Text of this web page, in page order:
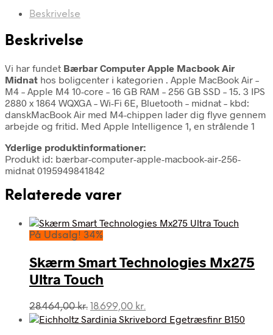
Beskrivelse
Beskrivelse
Vi har fundet Bærbar Computer Apple Macbook Air
Midnat hos boligcenter i kategorien . Apple MacBook Air –
M4 – Apple M4 10-core – 16 GB RAM – 256 GB SSD – 15. 3 IPS
2880 x 1864 WQXGA – Wi-Fi 6E, Bluetooth – midnat – kbd:
danskMacBook Air med M4-chippen lader dig flyve gennem
arbejde og fritid. Med Apple Intelligence 1, en strålende 1
Yderlige produktinformationer:
Produkt id: bærbar-computer-apple-macbook-air-256-
midnat 0195949841842
Relaterede varer
På Udsalg! 34%
Skærm Smart Technologies Mx275
Ultra Touch
28.464,00kr. Den
oprindelige
18.699,00 kr.
aktuelle